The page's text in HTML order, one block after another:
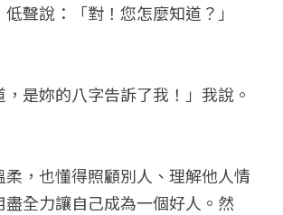
聲說：「對！您怎麼知道？」
，是妳的八字告訴了我！」我說。
，也懂得照顧別人、理解他人情
全力讓自己成為一個好人。然